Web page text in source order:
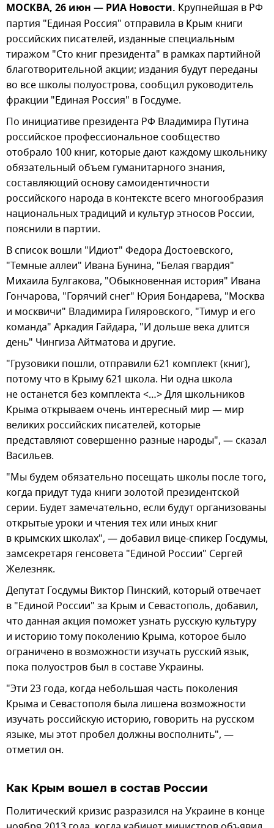
МОСКВА, 26 июн — РИА Новости. Крупнейшая в РФ
партия "Единая Россия" отправила в Крым книги
российских писателей, изданные специальным
тиражом "Сто книг президента" в рамках партийной
благотворительной акции; издания будут переданы
во все школы полуострова, сообщил руководитель
фракции "Единая Россия" в Госдуме.
По инициативе президента РФ Владимира Путина
российское профессиональное сообщество
отобрало 100 книг, которые дают каждому школьнику
обязательный объем гуманитарного знания,
составляющий основу самоидентичности
российского народа в контексте всего многообразия
национальных традиций и культур этносов России,
пояснили в партии.
В список вошли "Идиот" Федора Достоевского,
"Темные аллеи" Ивана Бунина, "Белая гвардия"
Михаила Булгакова, "Обыкновенная история" Ивана
Гончарова, "Горячий снег" Юрия Бондарева, "Москва
и москвичи" Владимира Гиляровского, "Тимур и его
команда" Аркадия Гайдара, "И дольше века длится
день" Чингиза Айтматова и другие.
"Грузовики пошли, отправили 621 комплект (книг),
потому что в Крыму 621 школа. Ни одна школа
не останется без комплекта <…> Для школьников
Крыма открываем очень интересный мир — мир
великих российских писателей, которые
представляют совершенно разные народы", — сказал
Васильев.
"Мы будем обязательно посещать школы после того,
когда придут туда книги золотой президентской
серии. Будет замечательно, если будут организованы
открытые уроки и чтения тех или иных книг
в крымских школах", — добавил вице-спикер Госдумы,
замсекретаря генсовета "Единой России" Сергей
Железняк.
Депутат Госдумы Виктор Пинский, который отвечает
в "Единой России" за Крым и Севастополь, добавил,
что данная акция поможет узнать русскую культуру
и историю тому поколению Крыма, которое было
ограничено в возможности изучать русский язык,
пока полуостров был в составе Украины.
"Эти 23 года, когда небольшая часть поколения
Крыма и Севастополя была лишена возможности
изучать российскую историю, говорить на русском
языке, мы этот пробел должны восполнить", —
отметил он.
Как Крым вошел в состав России
Политический кризис разразился на Украине в конце